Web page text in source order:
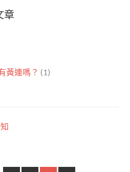
章
黃連嗎？ (1)